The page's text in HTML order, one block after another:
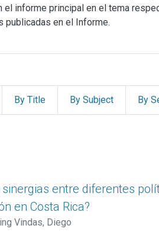
informe principal en el tema
publicadas en el Informe.
By Title By Subject By
sinergias entre diferentes
en Costa Rica?
Vindas, Diego